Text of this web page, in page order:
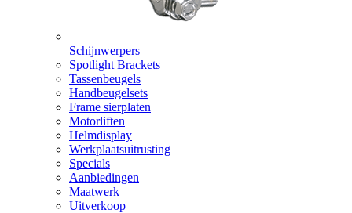
Schijnwerpers
Spotlight Brackets
Tassenbeugels
Handbeugelsets
Frame sierplaten
Motorliften
Helmdisplay
Werkplaatsuitrusting
Specials
Aanbiedingen
Maatwerk
Uitverkoop